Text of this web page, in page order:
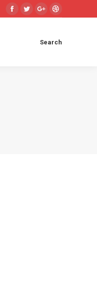
Facebook
TwitterGoogle+Dribbble
Search:
Search
Search:
Search